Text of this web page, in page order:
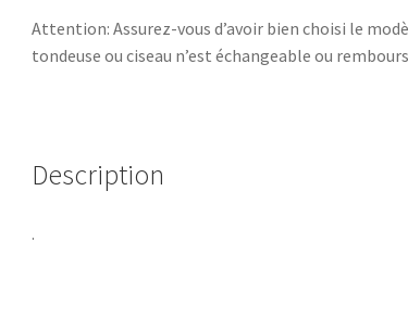
Attention: Assurez-vous d’avoir bien choisi le
tondeuse ou ciseau n’est échangeable ou
Description
.